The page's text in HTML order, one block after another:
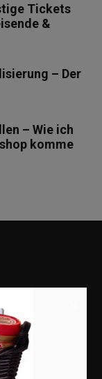
Tickets
&
– Der
– Wie ich
komme